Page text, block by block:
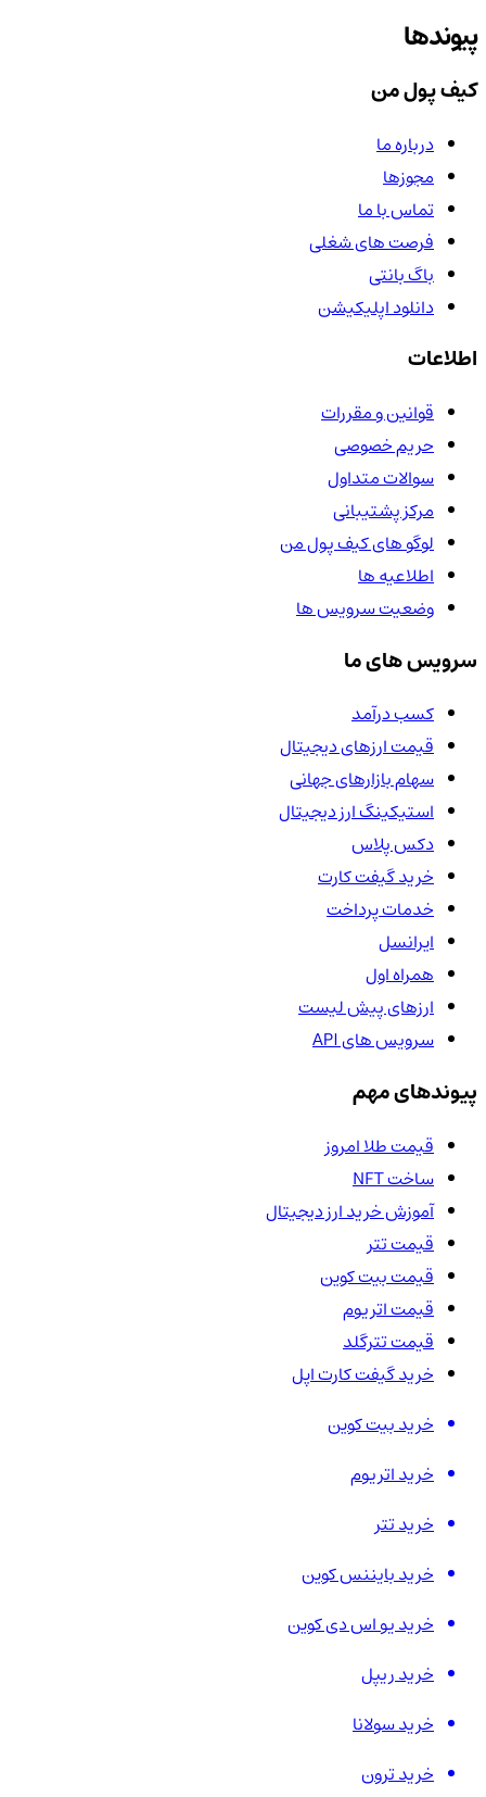
پیوندها
کیف پول من
درباره ما
مجوزها
تماس با ما
فرصت های شغلی
باگ بانتی
دانلود اپلیکیشن
اطلاعات
قوانین و مقررات
حریم خصوصی
سوالات متداول
مرکز پشتیبانی
لوگو های کیف پول من
اطلاعیه ها
وضعیت سرویس ها
سرویس های ما
کسب درآمد
قیمت ارزهای دیجیتال
سهام بازارهای جهانی
استیکینگ ارز دیجیتال
دکس پلاس
خرید گیفت کارت
خدمات پرداخت
ایرانسل
همراه اول
ارزهای پیش لیست
سرویس های API
پیوندهای مهم
قیمت طلا امروز
ساخت NFT
آموزش خرید ارز دیجیتال
قیمت تتر
قیمت بیت کوین
قیمت اتریوم
قیمت تترگلد
خرید گیفت کارت اپل
خرید بیت کوین
خرید اتریوم
خرید تتر
خرید بایننس کوین
خرید یو اس دی کوین
خرید ریپل
خرید سولانا
خرید ترون